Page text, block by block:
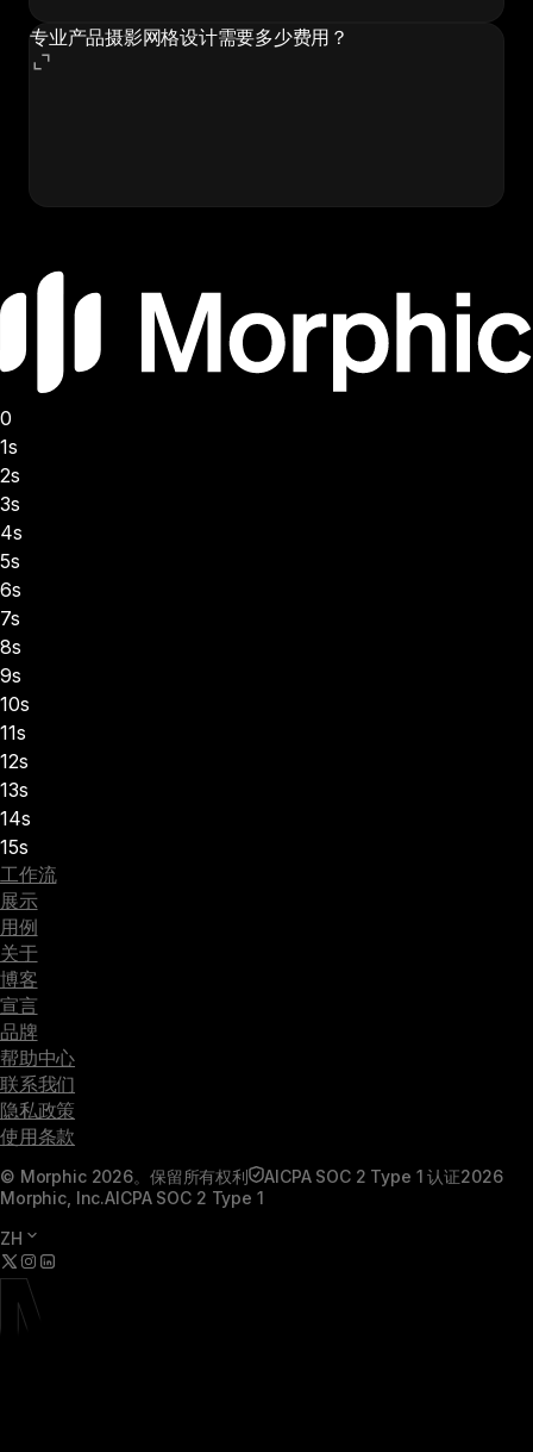
专业产品摄影网格设计需要多少费用？
0
1s
2s
3s
4s
5s
6s
7s
8s
9s
10s
11s
12s
13s
14s
15s
工作流
展示
用例
关于
博客
宣言
品牌
帮助中心
联系我们
隐私政策
使用条款
© Morphic 2026。保留所有权利 AICPA SOC 2 Type 1 认证2026
Morphic, Inc.AICPA SOC 2 Type 1
ZH